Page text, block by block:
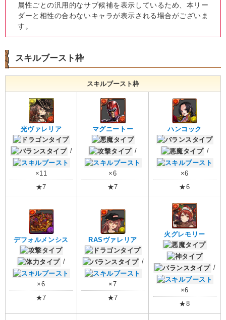
属性ごとの汎用的なサブ候補を表示しているため、本リー
ダーと相性の合わないキャラが表示される場合がございま
す。
スキルブースト枠
スキルブースト枠
光ヴァレリア
/
×11
★7
マグニートー
/
×6
★7
ハンコック
/
×6
★6
デフォルメンシス
/
×6
★7
RASヴァレリア
/
×7
★7
火グレモリー
/
×6
★8